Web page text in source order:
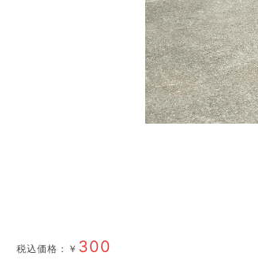
税込価格：￥ 300